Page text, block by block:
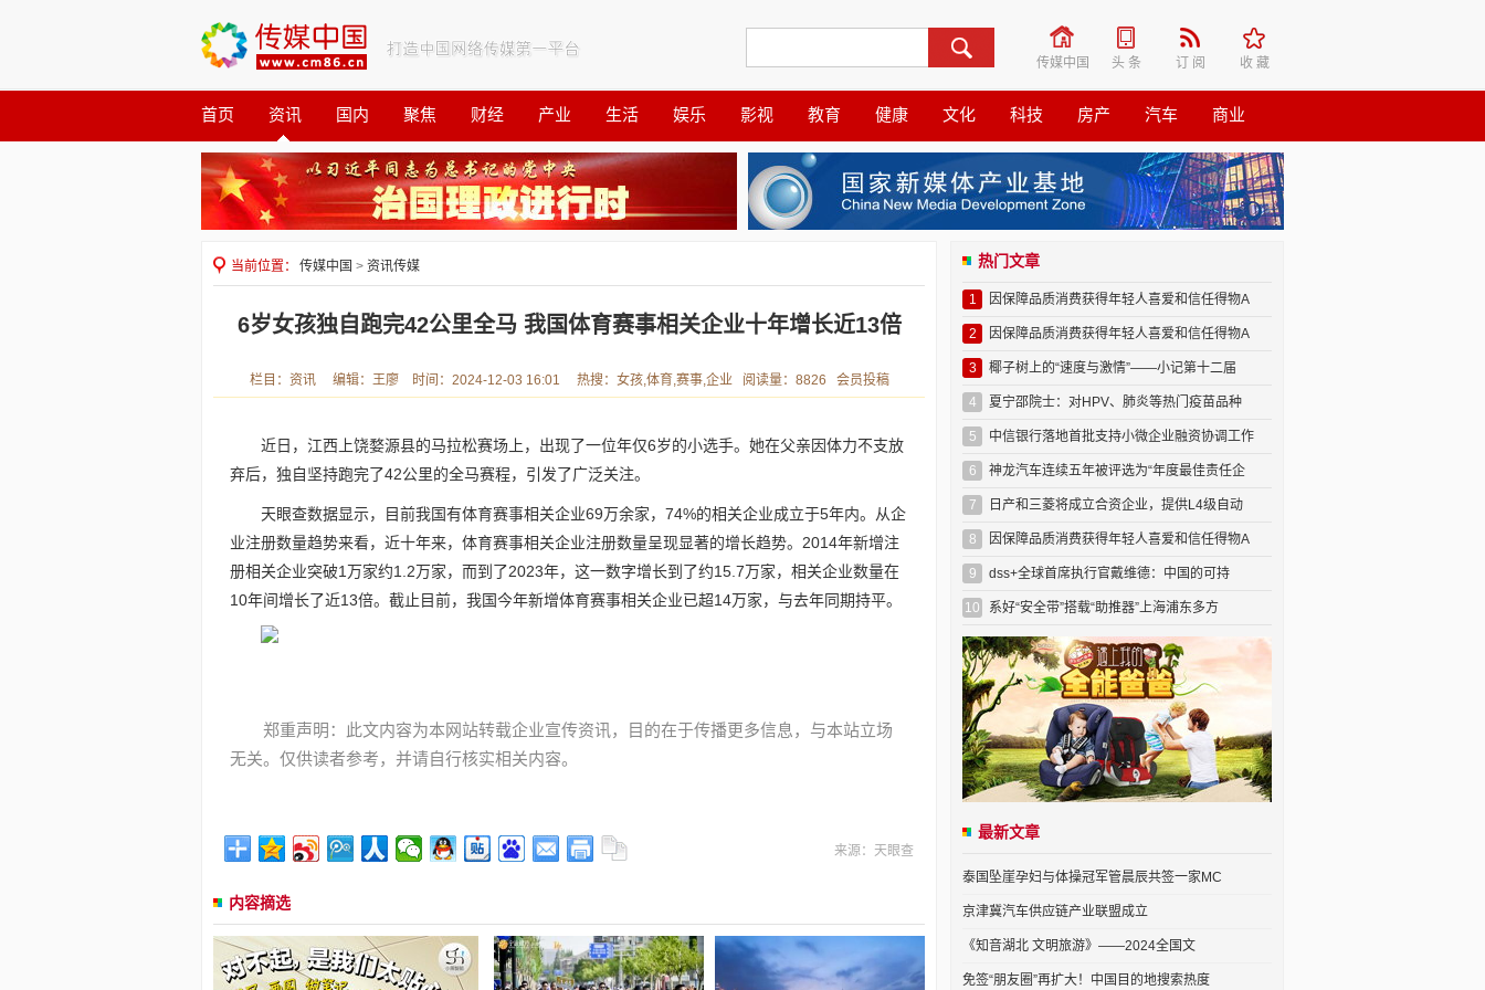
传媒中国 头 条 订 阅 收 藏
首页 资讯 国内 聚焦 财经 产业 生活 娱乐 影视 教育 健康 文化 科技 房产 汽车 商业
观察 公益
当前位置： 传媒中国 > 资讯传媒
6岁女孩独自跑完42公里全马 我国体育赛事相关企业十年增长近13倍
栏目：资讯 编辑：王廖 时间：2024-12-03 16:01 热搜：女孩,体育,赛事,企业 阅读量：8826 会员投稿
近日，江西上饶婺源县的马拉松赛场上，出现了一位年仅6岁的小选手。她在父亲因体力不支放
弃后，独自坚持跑完了42公里的全马赛程，引发了广泛关注。
天眼查数据显示，目前我国有体育赛事相关企业69万余家，74%的相关企业成立于5年内。从企
业注册数量趋势来看，近十年来，体育赛事相关企业注册数量呈现显著的增长趋势。2014年新增注
册相关企业突破1万家约1.2万家，而到了2023年，这一数字增长到了约15.7万家，相关企业数量在
10年间增长了近13倍。截止目前，我国今年新增体育赛事相关企业已超14万家，与去年同期持平。
郑重声明：此文内容为本网站转载企业宣传资讯，目的在于传播更多信息，与本站立场
无关。仅供读者参考，并请自行核实相关内容。
来源：天眼查
内容摘选
热门文章
1 因保障品质消费获得年轻人喜爱和信任得物A
2 因保障品质消费获得年轻人喜爱和信任得物A
3 椰子树上的“速度与激情”——小记第十二届
4 夏宁邵院士：对HPV、肺炎等热门疫苗品种
5 中信银行落地首批支持小微企业融资协调工作
6 神龙汽车连续五年被评选为“年度最佳责任企
7 日产和三菱将成立合资企业，提供L4级自动
8 因保障品质消费获得年轻人喜爱和信任得物A
9 dss+全球首席执行官戴维德：中国的可持
10 系好“安全带”搭载“助推器”上海浦东多方
最新文章
泰国坠崖孕妇与体操冠军管晨辰共签一家MC
京津冀汽车供应链产业联盟成立
《知音湖北 文明旅游》——2024全国文
免签“朋友圈”再扩大！中国目的地搜索热度